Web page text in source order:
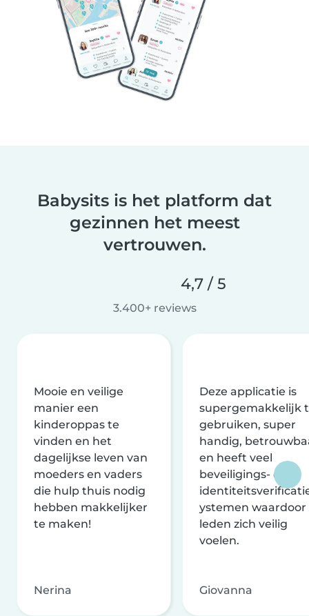
Babysits is het platform dat
gezinnen het meest
vertrouwen.
4,7 / 5
3.400+ reviews
Mooie en veilige
manier een
kinderoppas te
vinden en het
dagelijkse leven van
moeders en vaders
die hulp thuis nodig
hebben makkelijker
te maken!
Nerina
Deze applicatie is
supergemakkelijk
gebruiken, super
handig,
en heeft veel
beveiligings- en
ystemen waardoor
leden zich veilig
voelen.
Giovanna